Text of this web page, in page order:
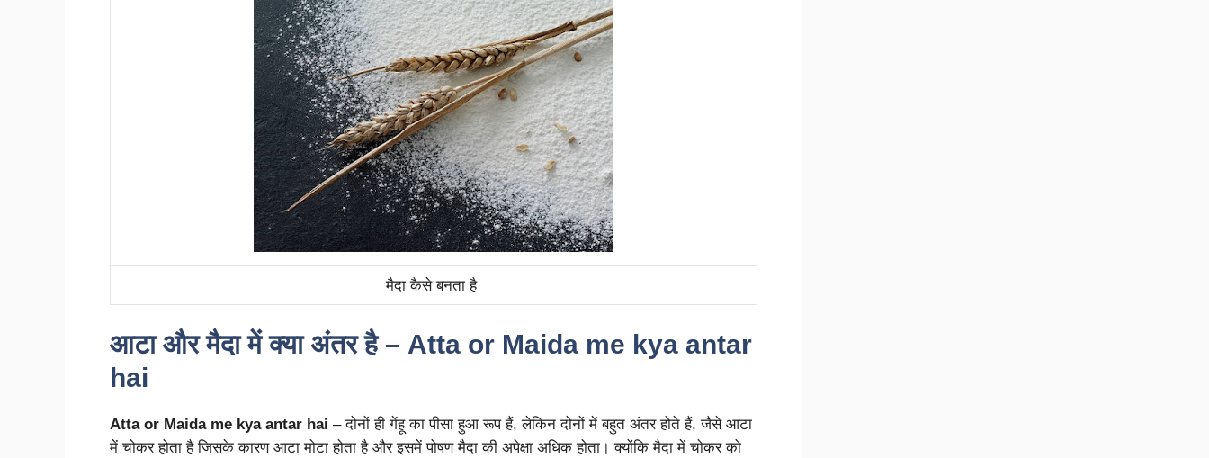
मैदा कैसे बनता है
आटा और मैदा में क्या अंतर है – Atta or Maida me kya antar
hai
Atta or Maida me kya antar hai – दोनों ही गेंहू का पीसा हुआ रूप हैं, लेकिन दोनों में बहुत अंतर होते हैं, जैसे आटा
में चोकर होता है जिसके कारण आटा मोटा होता है और इसमें पोषण मैदा की अपेक्षा अधिक होता। क्योंकि मैदा में चोकर को